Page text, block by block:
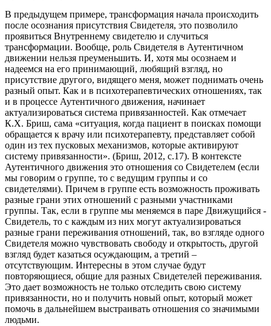
В предыдущем примере, трансформация начала происходить
после осознания присутствия Свидетеля, это позволило
проявиться Внутреннему свидетелю и случиться
трансформации. Вообще, роль Свидетеля в Аутентичном
движении нельзя преуменьшить. И, хотя мы осознаем и
надеемся на его принимающий, любящий взгляд, но
присутствие другого, видящего меня, может поднимать очень
разный опыт. Как и в психотерапевтических отношениях, так
и в процессе Аутентичного движения, начинает
актуализироваться система привязанностей. Как отмечает
К.Х. Бриш, сама «ситуация, когда пациент в поисках помощи
обращается к врачу или психотерапевту, представляет собой
один из тех пусковых механизмов, которые активируют
систему привязанности». (Бриш, 2012, с.17). В контексте
Аутентичного движения это отношения со Свидетелем (если
мы говорим о группе, то с ведущим группы и со
свидетелями). Причем в группе есть возможность проживать
разные грани этих отношений с разными участниками
группы. Так, если в группе мы меняемся в паре Движущийся -
Свидетель, то с каждым из них могут актуализироваться
разные грани переживания отношений, так, во взгляде одного
Свидетеля можно чувствовать свободу и открытость, другой
взгляд будет казаться осуждающим, а третий –
отсутствующим. Интересны в этом случае будут
повторяющиеся, общие для разных Свидетелей переживания.
Это дает возможность не только отследить свою систему
привязанности, но и получить новый опыт, который может
помочь в дальнейшем выстраивать отношения со значимыми
людьми.